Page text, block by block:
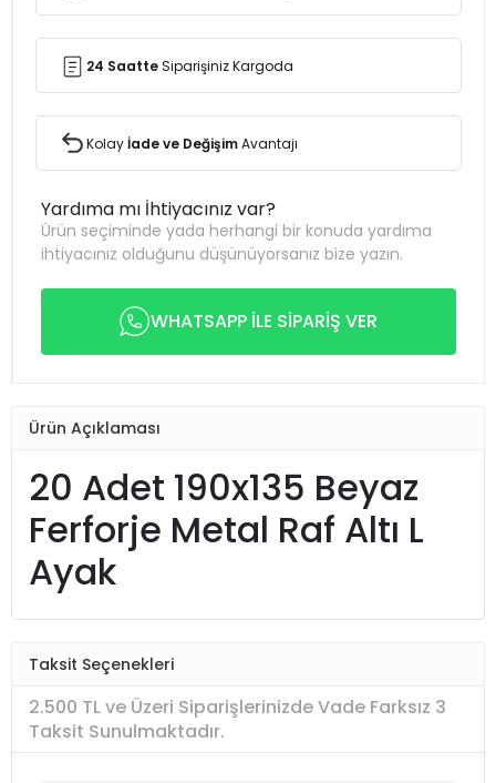
24 SaatteSiparişiniz Kargoda
Kolayİade ve DeğişimAvantajı
Yardıma mı İhtiyacınız var?
Ürün seçiminde yada herhangi bir konuda yardıma
ihtiyacınız olduğunu düşünüyorsanız bize yazın.
WHATSAPP İLE SİPARİŞ VER
Ürün Açıklaması
20 Adet 190x135 Beyaz
Ferforje Metal Raf Altı L
Ayak
Taksit Seçenekleri
2.500 TL ve Üzeri Siparişlerinizde Vade Farksız 3
Taksit Sunulmaktadır.